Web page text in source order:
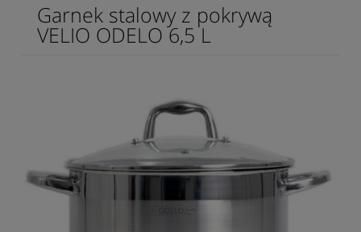
Garnek stalowy z pokrywą
VELIO ODELO 6,5 L